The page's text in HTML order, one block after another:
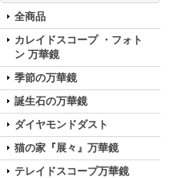
全商品
カレイドスコープ ・フォト
ン 万華鏡
季節の万華鏡
誕生石の万華鏡
ダイヤモンドダスト
猫の家『展々』万華鏡
テレイドスコープ万華鏡